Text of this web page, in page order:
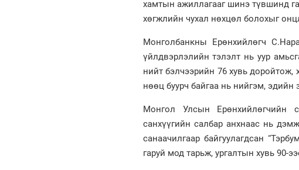
хамтын ажиллагааг шинэ түвшинд
хөгжлийн чухал нөхцөл болохыг
Монголбанкны Ерөнхийлөгч
үйлдвэрлэлийн тэлэлт нь уур
нийт бэлчээрийн 76 хувь
нөөц буурч байгаа нь нийгэм, эдийн
Монгол Улсын Ерөнхийлөгчийн
санхүүгийн салбар анхнаас нь
санаачилгаар байгуулагдсан
гаруй мод тарьж, ургалтын хувь 90-